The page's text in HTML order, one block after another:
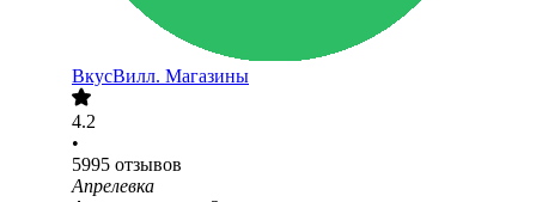
ВкусВилл. Магазины
4.2
•
5995 отзывов
Апрелевка